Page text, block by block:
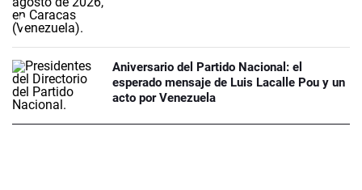
Aniversario del Partido Nacional: el
esperado mensaje de Luis Lacalle Pou y un
acto por Venezuela